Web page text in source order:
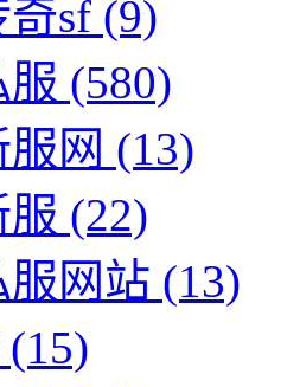
sf (9)
(580)
网 (13)
(22)
网站 (13)
(15)